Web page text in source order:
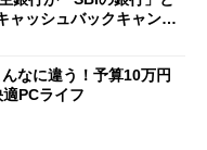
ャッシュバックキャンペ
んなに違う！予算10万円
PCライフ